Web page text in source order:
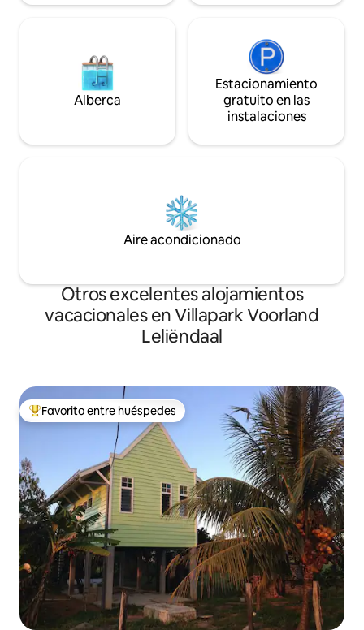
Alberca
Estacionamiento
gratuito en las
instalaciones
Aire acondicionado
Otros excelentes alojamientos
vacacionales en Villapark Voorland
Leliëndaal
De los mejores en Favorito entre huéspedes
Favorito entre huéspedes